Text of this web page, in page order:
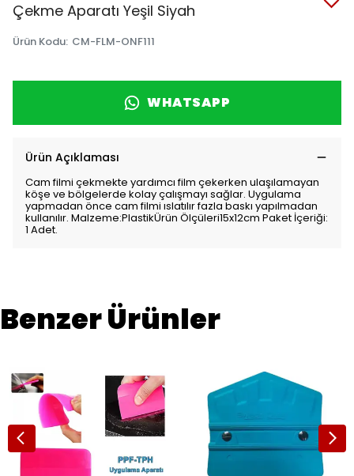
Çekme Aparatı Yeşil Siyah
Ürün Kodu: CM-FLM-ONF111
WHATSAPP
Ürün Açıklaması
Cam filmi çekmekte yardımcı film çekerken ulaşılamayan
köşe ve bölgelerde kolay çalışmayı sağlar. Uygulama
yapmadan önce cam filmi ıslatılır fazla baskı yapılmadan
kullanılır. Malzeme:PlastikÜrün Ölçüleri15x12cm Paket İçeriği:
1 Adet.
Benzer Ürünler